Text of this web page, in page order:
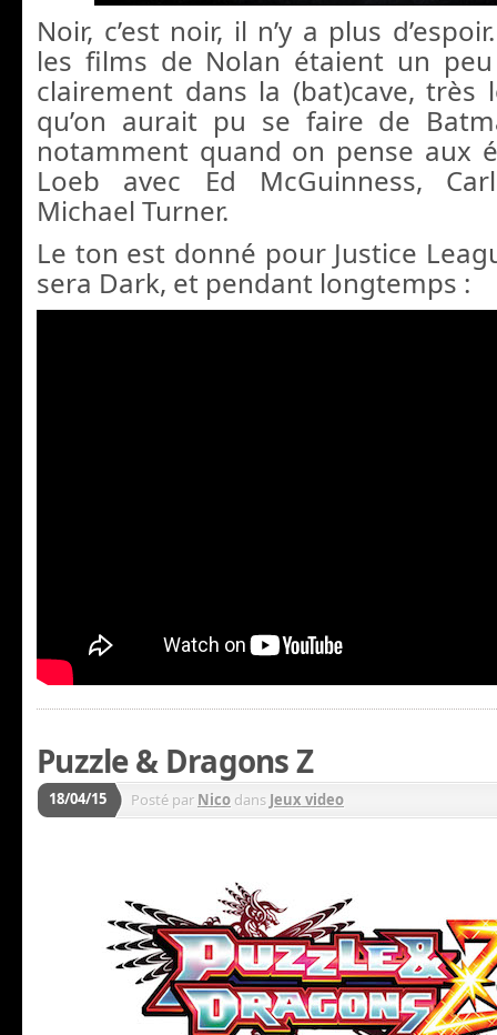
Noir, c’est noir, il n’y a plus
les films de Nolan étaient un
clairement dans la (bat)cave, très
qu’on aurait pu se faire de
notamment quand on pense aux
Loeb avec Ed McGuinness,
Michael Turner.
Le ton est donné pour Justice
sera Dark, et pendant longtemps :
Puzzle & Dragons Z
18/04/15 Posté par Nico dans Jeux video